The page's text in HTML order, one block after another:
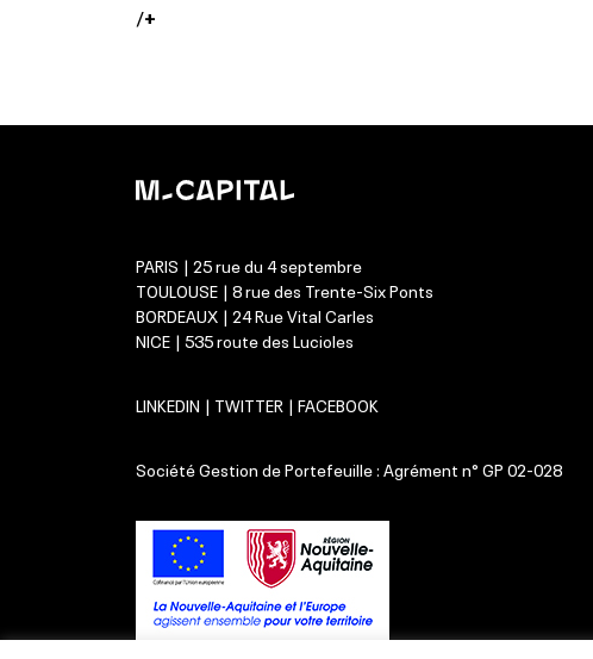
/+
PARIS | 25 rue du 4 septembre
TOULOUSE | 8 rue des Trente-Six Ponts
BORDEAUX | 24 Rue Vital Carles
NICE | 535 route des Lucioles
LINKEDIN | TWITTER | FACEBOOK
Société Gestion de Portefeuille : Agrément n° GP 02-028